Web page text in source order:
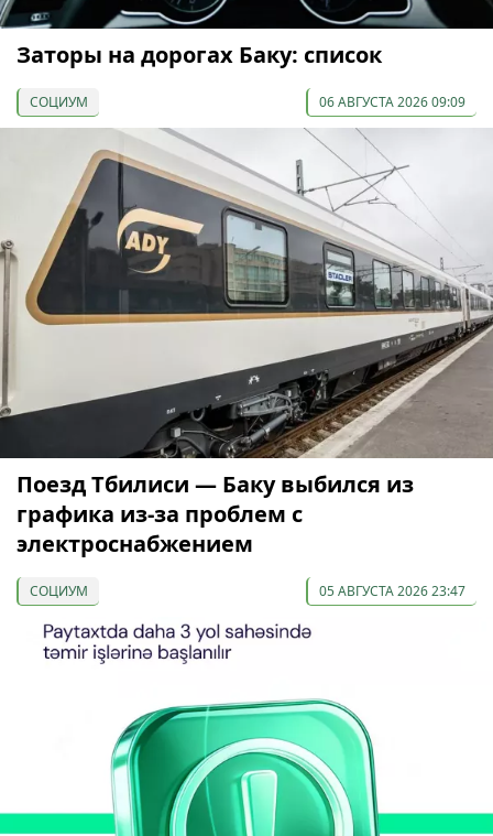
Заторы на дорогах Баку: список
СОЦИУМ 06 АВГУСТА 2026 09:09
Поезд Тбилиси — Баку выбился из
графика из-за проблем с
электроснабжением
СОЦИУМ 05 АВГУСТА 2026 23:47